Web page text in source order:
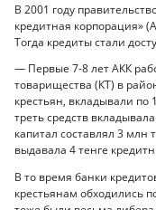
В 2001 году
кредитная корпорация»
Тогда кредиты стали
— Первые 7-8 лет АКК
товарищества (КТ) в
крестьян, вкладывали по
треть средств
капитал составлял 3 млн
выдавала 4 тенге
В то время банки
крестьянам обходились